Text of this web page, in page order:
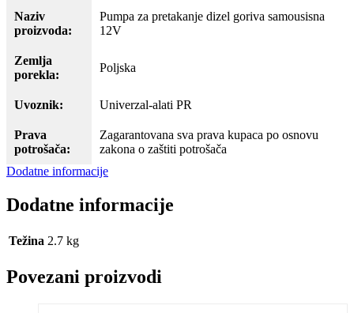
Naziv
proizvoda:
Pumpa za pretakanje dizel goriva samousisna
12V
Zemlja
porekla:
Poljska
Uvoznik: Univerzal-alati PR
Prava
potrošača:
Zagarantovana sva prava kupaca po osnovu
zakona o zaštiti potrošača
Dodatne informacije
Dodatne informacije
Težina 2.7 kg
Povezani proizvodi